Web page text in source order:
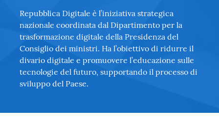
Repubblica Digitale è l’iniziativa strategica
nazionale coordinata dal Dipartimento per la
trasformazione digitale della Presidenza del
Consiglio dei ministri. Ha l’obiettivo di ridurre il
divario digitale e promuovere l’educazione sulle
tecnologie del futuro, supportando il processo di
sviluppo del Paese.